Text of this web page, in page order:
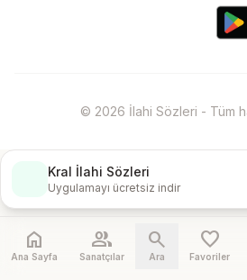
© 2026 İlahi Sözleri - Tüm
Kral İlahi Sözleri
Uygulamayı ücretsiz indir
home
Ana Sayfa
people
Sanatçılar
search
Ara
favorite
Favoriler